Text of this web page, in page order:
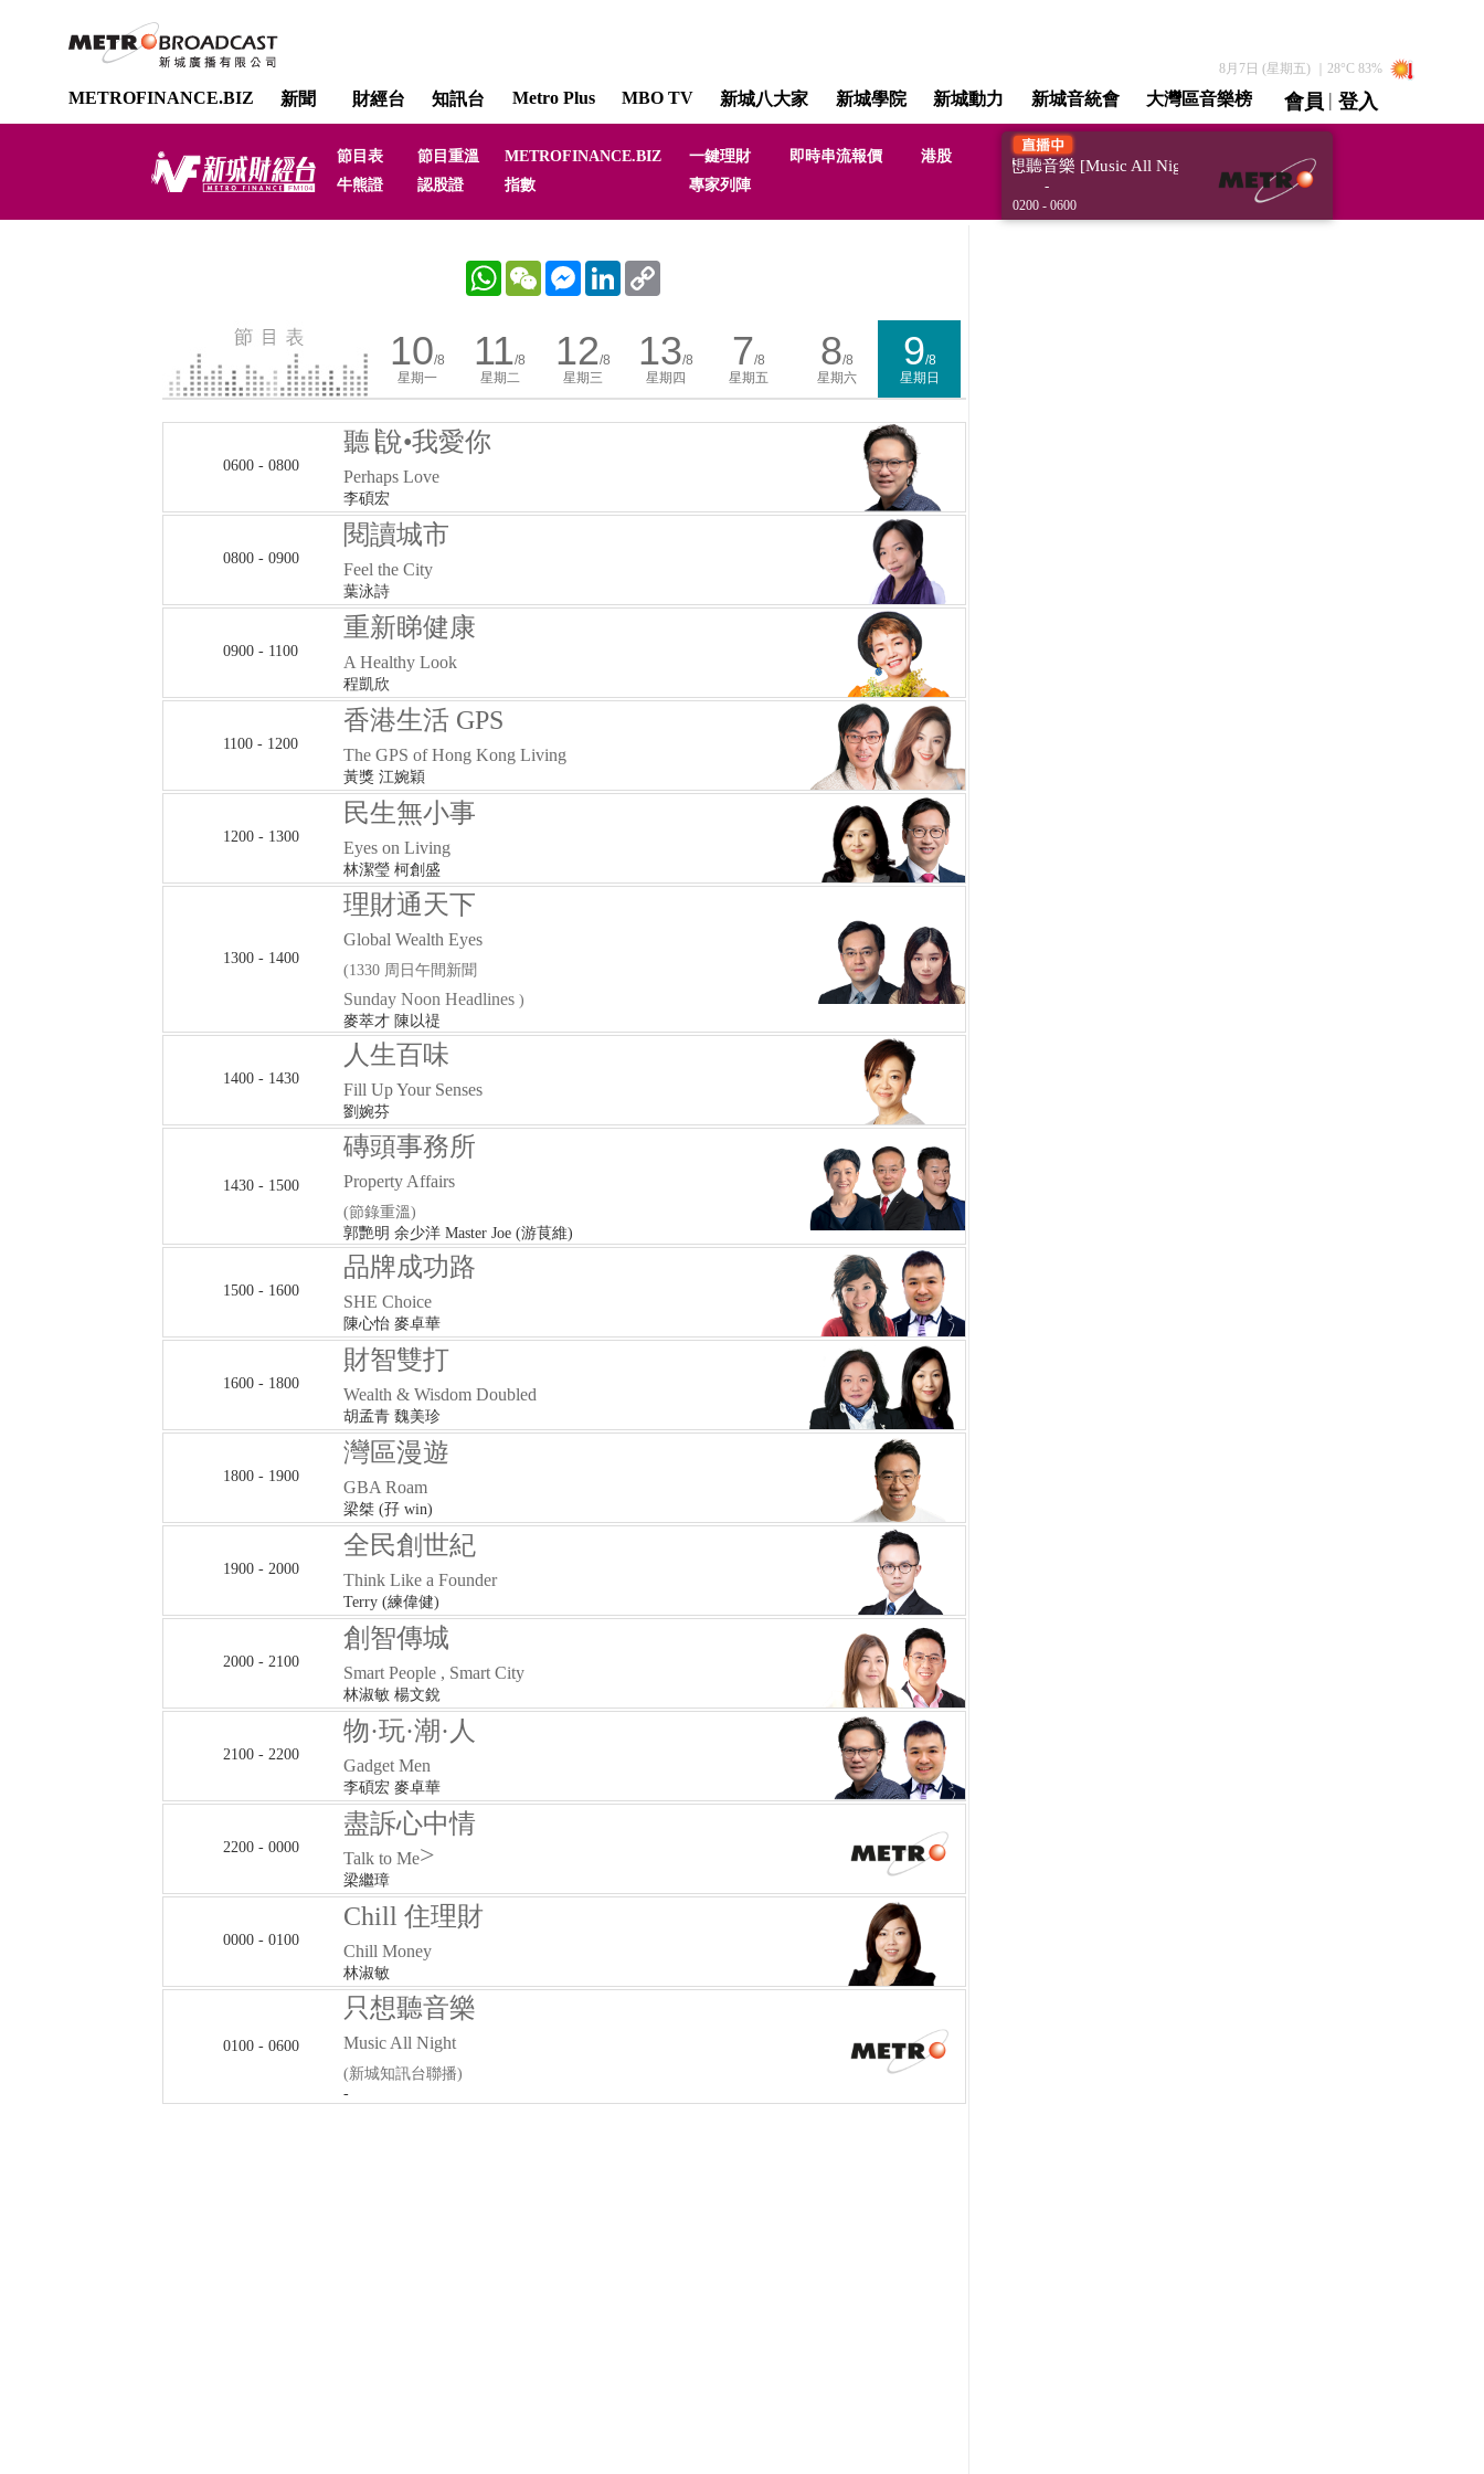
8月7日 (星期五) ｜ 28°C 83%
METROFINANCE.BIZ 新聞 財經台 知訊台 Metro Plus MBO TV 新城八大家 新城學院 新城動力 新城音統會 大灣區音樂榜 會員 | 登入
直播 / 重溫
節目表 節目重溫 METROFINANCE.BIZ 一鍵理財 即時串流報價
港股
牛熊證
認股證 指數 專家列陣
只想聽音樂 [Music All Night] 只想聽音樂 [Music All Night]
0200 - 0600
WhatsAppWeChat MessengerLinkedIn
10/8
星期一
11/8
星期二
12/8
星期三
13/8
星期四
7/8
星期五
8/8
星期六
9/8
星期日
0600 - 0800
聽∣說•我愛你
Perhaps Love
李碩宏
0800 - 0900
閱讀城市
Feel the City
葉泳詩
0900 - 1100
重新睇健康
A Healthy Look
程凱欣
1100 - 1200
香港生活 GPS
The GPS of Hong Kong Living
黃獎 江婉穎
1200 - 1300
民生無小事
Eyes on Living
林潔瑩 柯創盛
1300 - 1400
理財通天下
Global Wealth Eyes
(1330 周日午間新聞
Sunday Noon Headlines )
麥萃才 陳以禔
1400 - 1430
人生百味
Fill Up Your Senses
劉婉芬
1430 - 1500
磚頭事務所
Property Affairs
(節錄重溫)
郭艷明 余少洋 Master Joe (游茛維)
1500 - 1600
品牌成功路
SHE Choice
陳心怡 麥卓華
1600 - 1800
財智雙打
Wealth & Wisdom Doubled
胡孟青 魏美珍
1800 - 1900
灣區漫遊
GBA Roam
梁桀 (孖 win)
1900 - 2000
全民創世紀
Think Like a Founder
Terry (練偉健)
2000 - 2100
創智傳城
Smart People , Smart City
林淑敏 楊文銳
2100 - 2200
物·玩·潮·人
Gadget Men
李碩宏 麥卓華
2200 - 0000
盡訴心中情
Talk to Me>
梁繼璋
0000 - 0100
Chill 住理財
Chill Money
林淑敏
0100 - 0600
只想聽音樂
Music All Night
(新城知訊台聯播)
-